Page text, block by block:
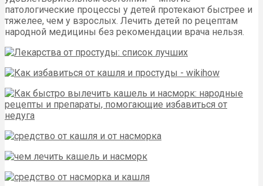
патологические процессы у детей протекают быстрее и
тяжелее, чем у взрослых. Лечить детей по рецептам
народной медицины без рекомендации врача нельзя.